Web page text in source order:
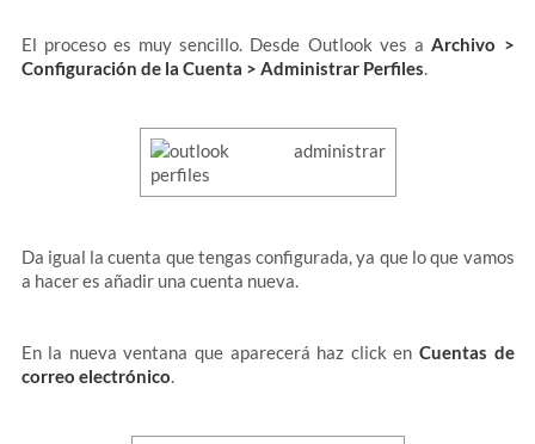
El proceso es muy sencillo. Desde Outlook ves aArchivo >
Configuración de la Cuenta > Administrar Perfiles.
Da igual la cuenta que tengas configurada, ya que lo que vamos
a hacer es añadir una cuenta nueva.
En la nueva ventana que aparecerá haz click en Cuentas de
correo electrónico.